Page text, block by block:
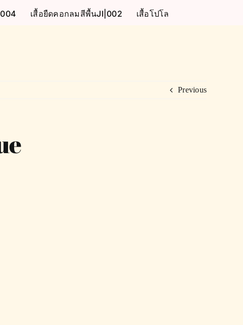
เสื้อยืดคอกลมสีพื้นJI|002 เสื้อโปโล
Previous